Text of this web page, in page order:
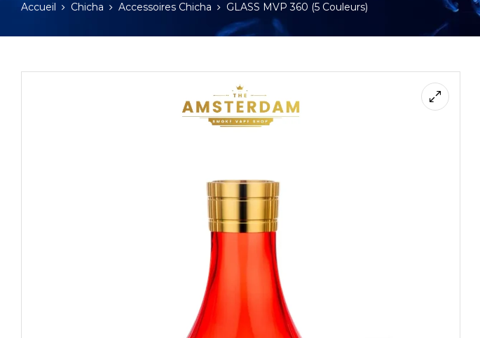
Accueil Chicha Accessoires Chicha GLASS MVP 360 (5 Couleurs)